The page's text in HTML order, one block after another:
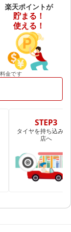
楽天ポイントが
貯まる！
使える！
金です
STEP3
タイヤを持ち込み取
店へ